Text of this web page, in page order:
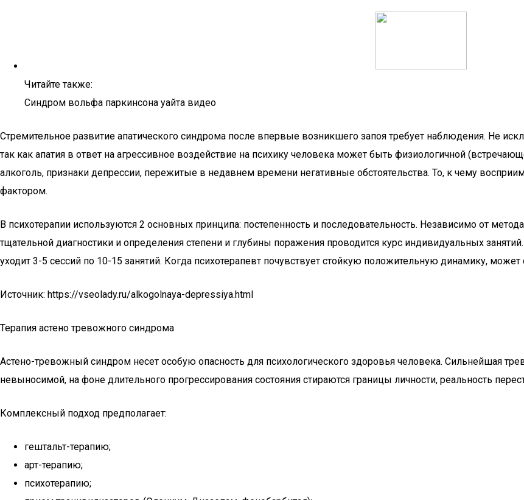
Читайте также:
Синдром вольфа паркинсона уайта видео
Стремительное развитие апатического синдрома после впервые возникшего запоя требует наблюдения. Не
так как апатия в ответ на агрессивное воздействие на психику человека может быть физиологичной
алкоголь, признаки депрессии, пережитые в недавнем времени негативные обстоятельства. То, к чему
фактором.
В психотерапии используются 2 основных принципа: постепенность и последовательность. Независимо от
тщательной диагностики и определения степени и глубины поражения проводится курс индивидуальных
уходит 3-5 сессий по 10-15 занятий. Когда психотерапевт почувствует стойкую положительную динамику,
Источник: https://vseolady.ru/alkogolnaya-depressiya.html
Терапия астено тревожного синдрома
Астено-тревожный синдром несет особую опасность для психологического здоровья человека. Сильнейшая
невыносимой, на фоне длительного прогрессирования состояния стираются границы личности, реальность
Комплексный подход предполагает:
гештальт-терапию;
арт-терапию;
психотерапию;